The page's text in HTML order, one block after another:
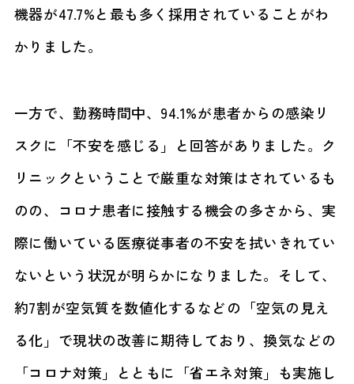
機器が47.7%と最も多く採用されていることがわ
かりました。
一方で、勤務時間中、94.1%が患者からの感染リ
スクに「不安を感じる」と回答がありました。ク
リニックということで厳重な対策はされているも
のの、コロナ患者に接触する機会の多さから、実
際に働いている医療従事者の不安を拭いきれてい
ないという状況が明らかになりました。そして、
約7割が空気質を数値化するなどの「空気の見え
る化」で現状の改善に期待しており、換気などの
「コロナ対策」とともに「省エネ対策」も実施し